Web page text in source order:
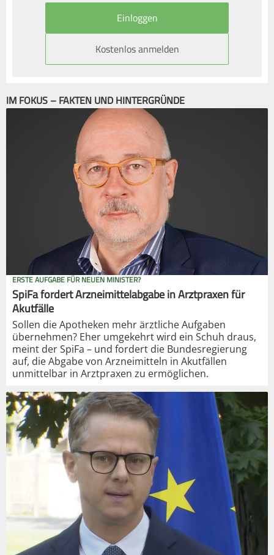
Kostenlos anmelden
IM FOKUS – FAKTEN UND HINTERGRÜNDE
ERSTE AUFGABE FÜR NEUEN MINISTER?
SpiFa fordert Arzneimittelabgabe in Arztpraxen für
Akutfälle
Sollen die Apotheken mehr ärztliche Aufgaben
übernehmen? Eher umgekehrt wird ein Schuh draus,
meint der SpiFa – und fordert die Bundesregierung
auf, die Abgabe von Arzneimitteln in Akutfällen
unmittelbar in Arztpraxen zu ermöglichen.